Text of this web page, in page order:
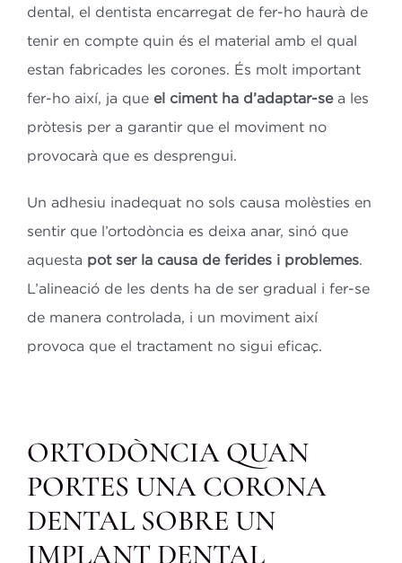
dental, el dentista encarregat de fer-ho haurà de
tenir en compte quin és el material amb el qual
estan fabricades les corones. És molt important
fer-ho així, ja que el ciment ha d’adaptar-sea les
pròtesis per a garantir que el moviment no
provocarà que es desprengui.
Un adhesiu inadequat no sols causa molèsties en
sentir que l’ortodòncia es deixa anar, sinó que
aquesta pot ser la causa de ferides i problemes.
L’alineació de les dents ha de ser gradual i fer-se
de manera controlada, i un moviment així
provoca que el tractament no sigui eficaç.
ORTODÒNCIA QUAN
PORTES UNA CORONA
DENTAL SOBRE UN
IMPLANT DENTAL